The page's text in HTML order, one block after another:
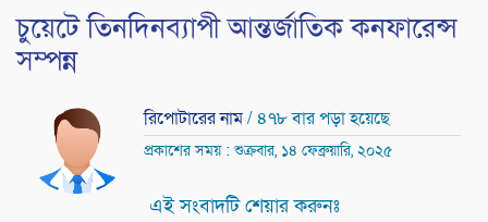
চুয়েটে তিনদিনব্যাপী আন্তর্জাতিক কনফারেন্স
সম্পন্ন
রিপোটারের নাম/ ৪৭৮ বার পড়া হয়েছে
প্রকাশের সময় : শুক্রবার, ১৪ ফেব্রুয়ারি, ২০২৫
এই সংবাদটি শেয়ার করুনঃ